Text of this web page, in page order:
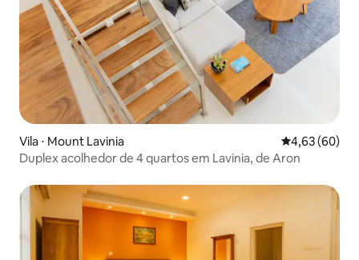
Vila ⋅ Mount Lavinia 4,63 de uma
4,63 (60)
Duplex acolhedor de 4 quartos em Lavinia, de Aron